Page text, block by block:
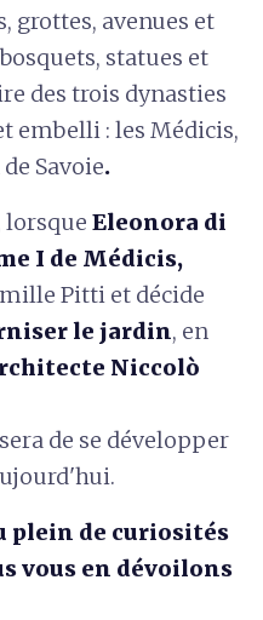
grottes, avenues et
statues et
des trois dynasties
embelli : les Médicis,
Savoie.
lorsque Eleonora di
I de Médicis,
Pitti et décide
le jardin, en
Niccolò
de se développer
plein de curiosités
vous en dévoilons